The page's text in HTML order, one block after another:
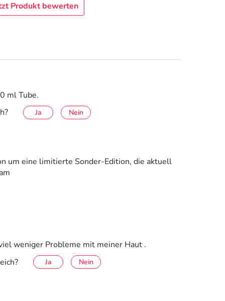
Produkt bewerten
ml Tube.
Ja Nein
um eine limitierte Sonder-Edition, die aktuell
weniger Probleme mit meiner Haut .
Ja Nein